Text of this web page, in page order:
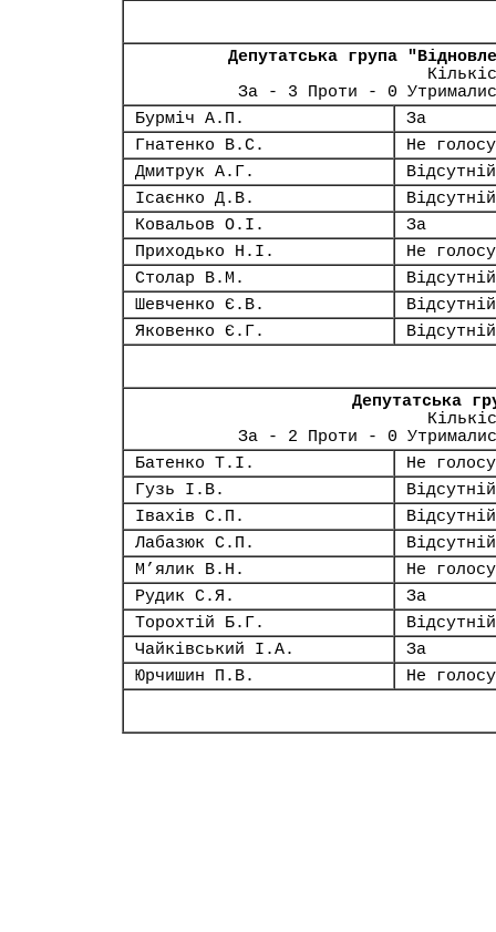
Депутатська група
За - 3 Проти - 0
Бурміч А.П.
За
Гнатенко В.С.
Не
Дмитрук А.Г.
Відсутній
Ісаєнко Д.В.
Відсутній
Ковальов О.І.
За
Приходько Н.І.
Не
Столар В.М.
Відсутній
Шевченко Є.В.
Відсутній
Яковенко Є.Г.
Відсутній
Депутатська
За - 2 Проти - 0
Батенко Т.І.
Не
Гузь І.В.
Відсутній
Івахів С.П.
Відсутній
Лабазюк С.П.
Відсутній
М’ялик В.Н.
Не
Рудик С.Я.
За
Торохтій Б.Г.
Відсутній
Чайківський І.А.
За
Юрчишин П.В.
Не